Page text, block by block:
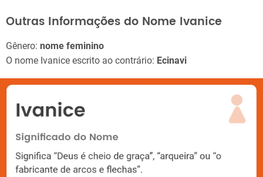
Outras Informações do Nome Ivanice
Gênero: nome feminino
O nome Ivanice escrito ao contrário: Ecinavi